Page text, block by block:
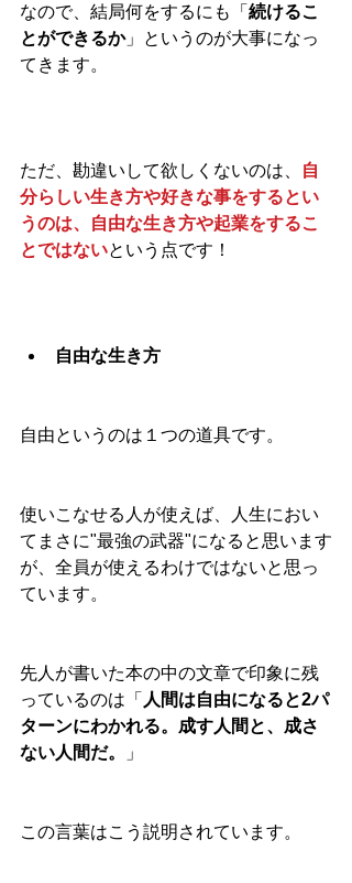
なので、結局何をするにも「 続けるこ
とができるか」というのが大事になっ
てきます。
ただ、勘違いして欲しくないのは、
自
分らしい生き方や好きな事をするとい
うのは、自由な生き方や起業をするこ
とではないという点です！
自由な生き方
自由というのは１つの道具です。
使いこなせる人が使えば、人生におい
てまさに"最強の武器"になると思います
が、全員が使えるわけではないと思っ
ています。
先人が書いた本の中の文章で印象に残
っているのは「 人間は自由になると2パ
ターンにわかれる。成す人間と、成さ
ない人間だ。
」
この言葉はこう説明されています。